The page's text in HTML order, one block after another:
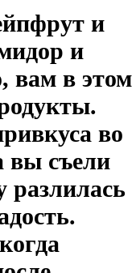
и
и
вам в этом
во
вы съели
разлилась